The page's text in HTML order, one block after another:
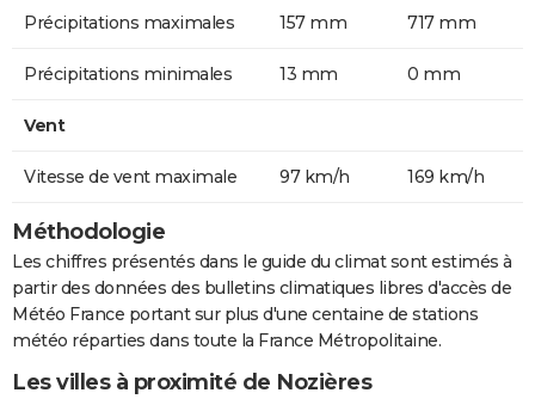
Précipitations maximales 157 mm 717 mm
Précipitations minimales 13 mm 0 mm
Vent
Vitesse de vent maximale 97 km/h 169 km/h
Méthodologie
Les chiffres présentés dans le guide du climat sont estimés à
partir des données des bulletins climatiques libres d'accès de
Météo France portant sur plus d'une centaine de stations
météo réparties dans toute la France Métropolitaine.
Les villes à proximité de Nozières